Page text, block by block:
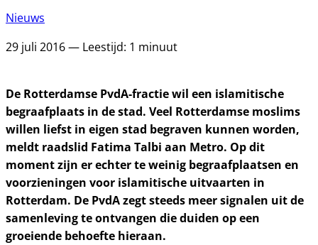
Nieuws
29 juli 2016 — Leestijd: 1 minuut
De Rotterdamse PvdA-fractie wil een islamitische
begraafplaats in de stad. Veel Rotterdamse moslims
willen liefst in eigen stad begraven kunnen worden,
meldt raadslid Fatima Talbi aan Metro. Op dit
moment zijn er echter te weinig begraafplaatsen en
voorzieningen voor islamitische uitvaarten in
Rotterdam. De PvdA zegt steeds meer signalen uit de
samenleving te ontvangen die duiden op een
groeiende behoefte hieraan.